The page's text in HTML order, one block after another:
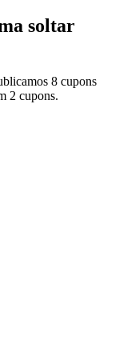
soltar
8 cupons
2 cupons.